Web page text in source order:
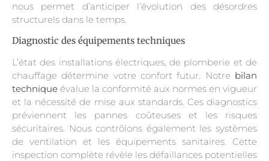
nous permet d’anticiper l’évolution des désordres
structurels dans le temps.
Diagnostic des équipements techniques
L’état des installations électriques, de plomberie et de
chauffage détermine votre confort futur. Notre bilan
technique évalue la conformité aux normes en vigueur
et la nécessité de mise aux standards. Ces diagnostics
préviennent les pannes coûteuses et les risques
sécuritaires. Nous contrôlons également les systèmes
de ventilation et les équipements sanitaires. Cette
inspection complète révèle les défaillances potentielles